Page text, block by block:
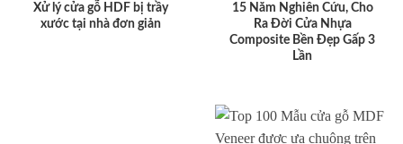
Xử lý cửa gỗ HDF bị trầy
xước tại nhà đơn giản
15 Năm Nghiên Cứu, Cho
Ra Đời Cửa Nhựa
Composite Bền Đẹp Gấp 3
Lần